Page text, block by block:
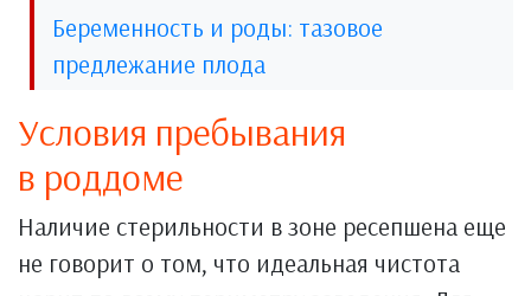
Беременность и роды: тазовое
предлежание плода
Условия пребывания
в роддоме
Наличие стерильности в зоне ресепшена еще
не говорит о том, что идеальная чистота